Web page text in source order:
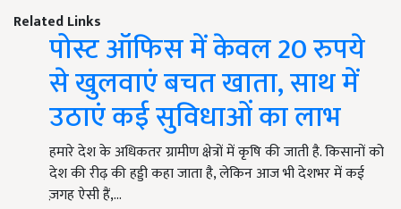
Related Links
पोस्ट ऑफिस में केवल 20 रुपये
से खुलवाएं बचत खाता, साथ में
उठाएं कई सुविधाओं का लाभ
हमारे देश के अधिकतर ग्रामीण क्षेत्रों में कृषि की जाती है. किसानों को
देश की रीढ़ की हड्डी कहा जाता है, लेकिन आज भी देशभर में कई
ज़गह ऐसी हैं,…